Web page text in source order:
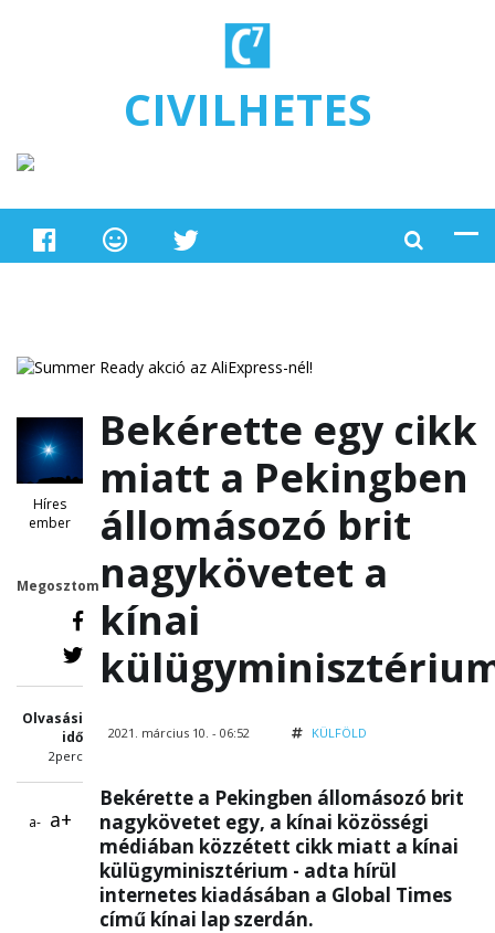
CIVILHETES
Híres
ember
Megosztom
Olvasási
idő
2perc
a- a+
Bekérette egy cikk
miatt a Pekingben
állomásozó brit
nagykövetet a
kínai
2021. március 10. - 06:52 KÜLFÖLD
Bekérette a Pekingben állomásozó brit
nagykövetet egy, a kínai közösségi
médiában közzétett cikk miatt a kínai
külügyminisztérium - adta hírül
internetes kiadásában a Global Times
című kínai lap szerdán.